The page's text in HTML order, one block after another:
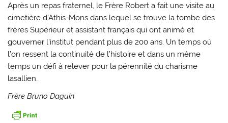
Après un repas fraternel, le Frère Robert a fait une visite au
cimetière d’Athis-Mons dans lequel se trouve la tombe des
frères Supérieur et assistant français qui ont animé et
gouverner l’institut pendant plus de 200 ans. Un temps où
l’on ressent la continuité de l’histoire et dans un même
temps un défi à relever pour la pérennité du charisme
lasallien.
Frère Bruno Daguin